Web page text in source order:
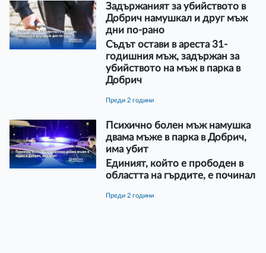
Задържаният за убийството в
Добрич намушкал и друг мъж
дни по-рано
Съдът остави в ареста 31-
годишния мъж, задържан за
убийството на мъж в парка в
Добрич
преди 2 години
Психично болен мъж намушка
двама мъже в парка в Добрич,
има убит
Единият, който е прободен в
областта на гърдите, е починал
преди 2 години